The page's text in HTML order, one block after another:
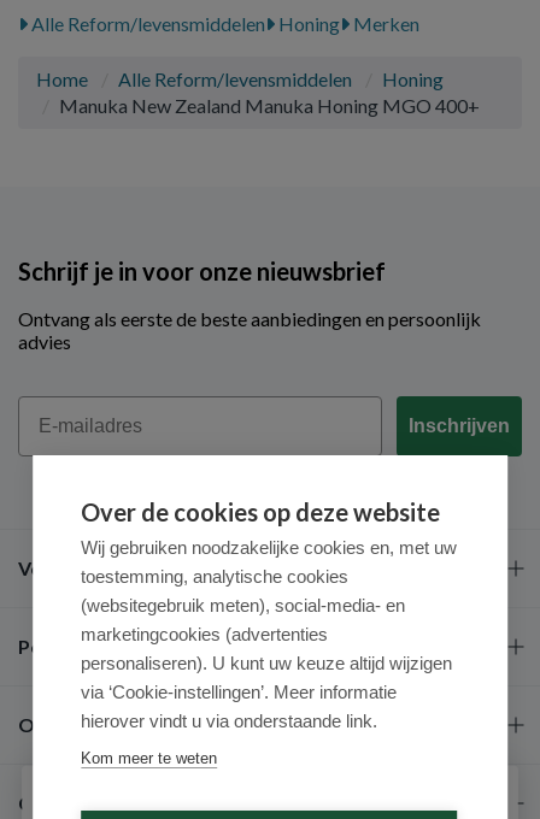
Alle Reform/levensmiddelen Honing Merken
Home Alle Reform/levensmiddelen
Honing
Manuka New Zealand Manuka Honing MGO 400+
Schrijf je in voor onze nieuwsbrief
Ontvang als eerste de beste aanbiedingen en persoonlijk
advies
Email
Inschrijven
Veel gestelde vragen
Populaire merken
Over ons
Contact
Over de cookies op deze website
Wij gebruiken noodzakelijke cookies en, met uw
toestemming, analytische cookies
(websitegebruik meten), social-media- en
marketingcookies (advertenties
personaliseren). U kunt uw keuze altijd wijzigen
via ‘Cookie-instellingen’. Meer informatie
hierover vindt u via onderstaande link.
Kom meer te weten
Schrijf je in voor onze nieuwsbrief